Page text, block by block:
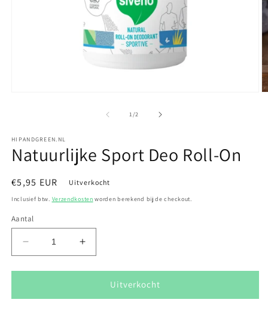
1/van
2
HIPANDGREEN.NL
Natuurlijke Sport Deo Roll-On
Normale
prijs
€5,95 EUR Uitverkocht
Inclusief btw. Verzendkosten worden berekend bij de checkout.
Aantal
Aantal
verlagen
voor
Sport
Aantal
verhogen
voor
Natuurlijke
Sport
Uitverkocht